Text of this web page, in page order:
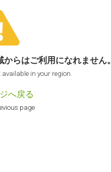
からはご利用になれません。
in your region.
へ戻る
page